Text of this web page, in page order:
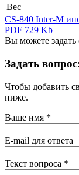
Вес
CS-840 Inter-M
PDF 729 Kb
Вы можете задать
Задать
Чтобы добавить
ниже.
Ваше имя *
E-mail для ответа
Текст вопроса *